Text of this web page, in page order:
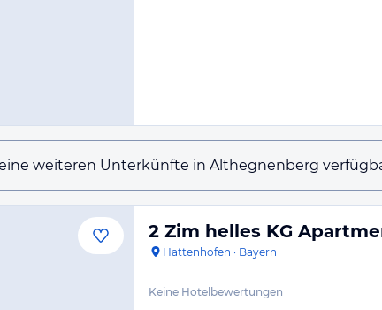
weiteren Unterkünfte in Althegnenberg
2 Zim helles KG
Hattenhofen · Bayern
Keine Hotelbewertungen